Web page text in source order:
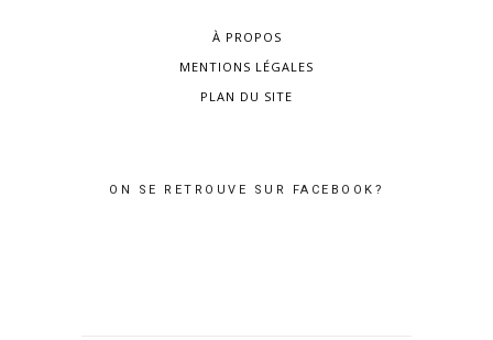
À PROPOS
MENTIONS LÉGALES
PLAN DU SITE
ON SE RETROUVE SUR FACEBOOK?